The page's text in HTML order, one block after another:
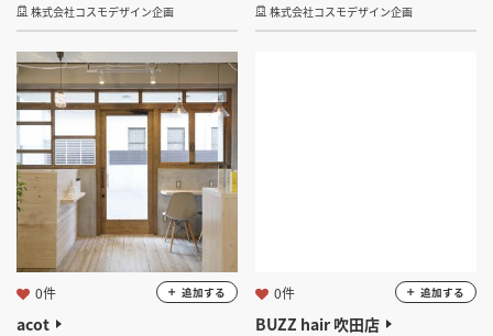
株式会社コスモデザイン企画 株式会社コスモデザイン企画
acot
0件 追加する
BUZZ hair 吹田店
0件 追加する